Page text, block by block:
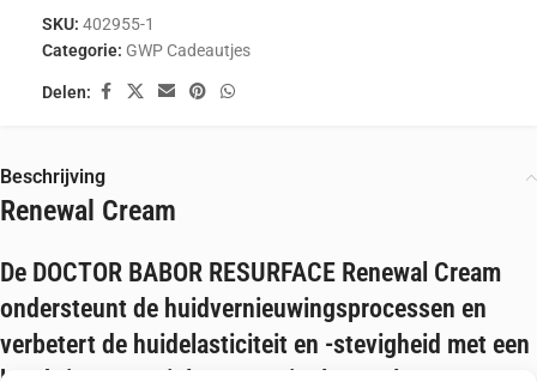
SKU: 402955-1
Categorie: GWP Cadeautjes
Delen:
Beschrijving
Renewal Cream
De DOCTOR BABOR RESURFACE Renewal Cream
ondersteunt de huidvernieuwingsprocessen en
verbetert de huidelasticiteit en -stevigheid met een